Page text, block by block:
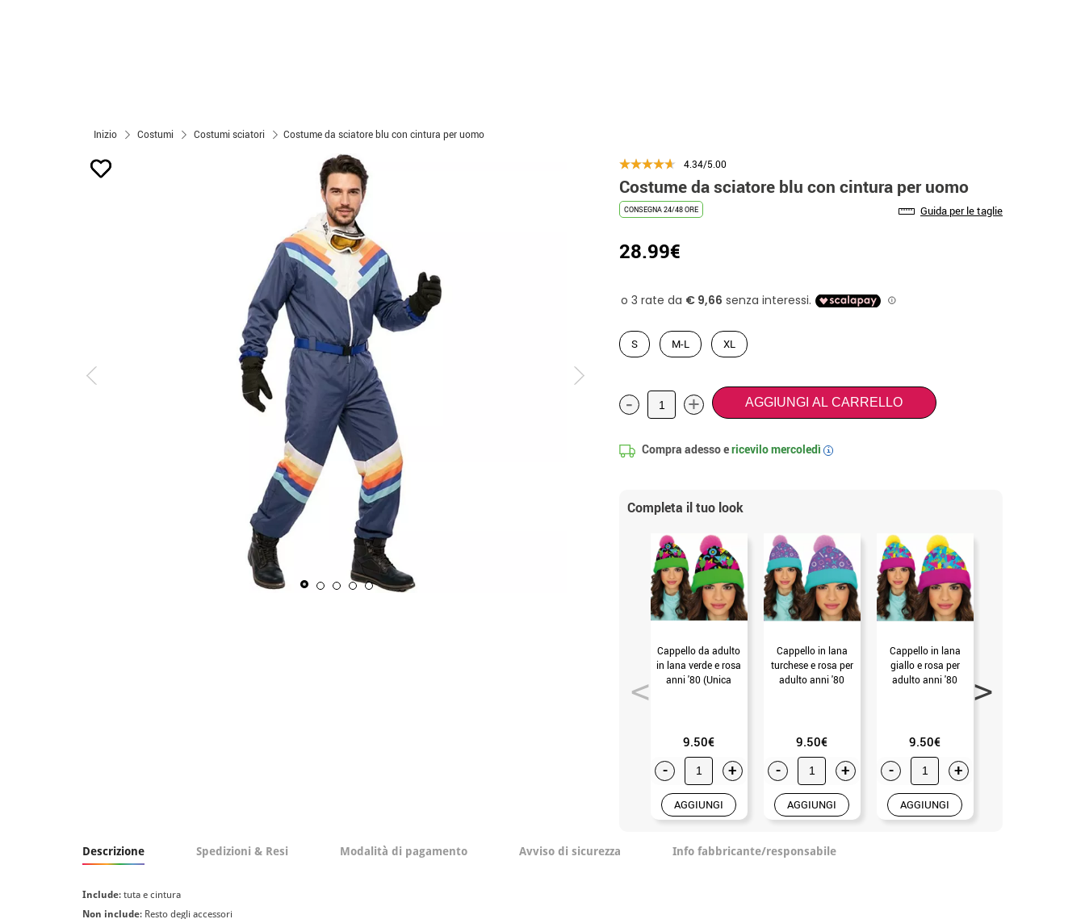
Inizio Costumi Costumi sciatori Costume da sciatore blu con cintura per uomo
4.34/5.00
Costume da sciatore blu con cintura per uomo
CONSEGNA 24/48 ORE Guida per le taglie
28.99€
S M-L XL
- + AGGIUNGI AL CARRELLO
Compra adesso ericevilomercoledì i
Completa il tuo look
Cappello da adulto
in lana verde e rosa
anni '80 (Unica
9.50€
- +
AGGIUNGI
Cappello in lana
turchese e rosa per
adulto anni '80
9.50€
- +
AGGIUNGI
Cappello in lana
giallo e rosa per
adulto anni '80
9.50€
- +
AGGIUNGI
Descrizione Spedizioni & Resi Modalità di pagamento Avviso di sicurezza Info fabbricante/responsabile
Include: tuta e cintura
Non include: Resto degli accessori